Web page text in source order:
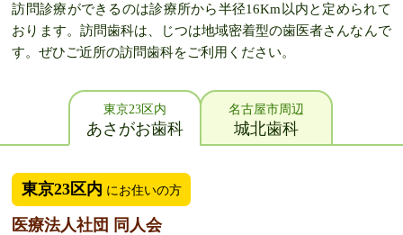
訪問診療ができるのは診療所から半径16Km以内と定められて
おります。 訪問歯科は、じつは地域密着型の歯医者さんなんで
す。ぜひご近所の訪問歯科をご利用ください。
東京23区内
あさがお歯科
名古屋市周辺
城北歯科
東京23区内 にお住いの方
医療法人社団 同人会